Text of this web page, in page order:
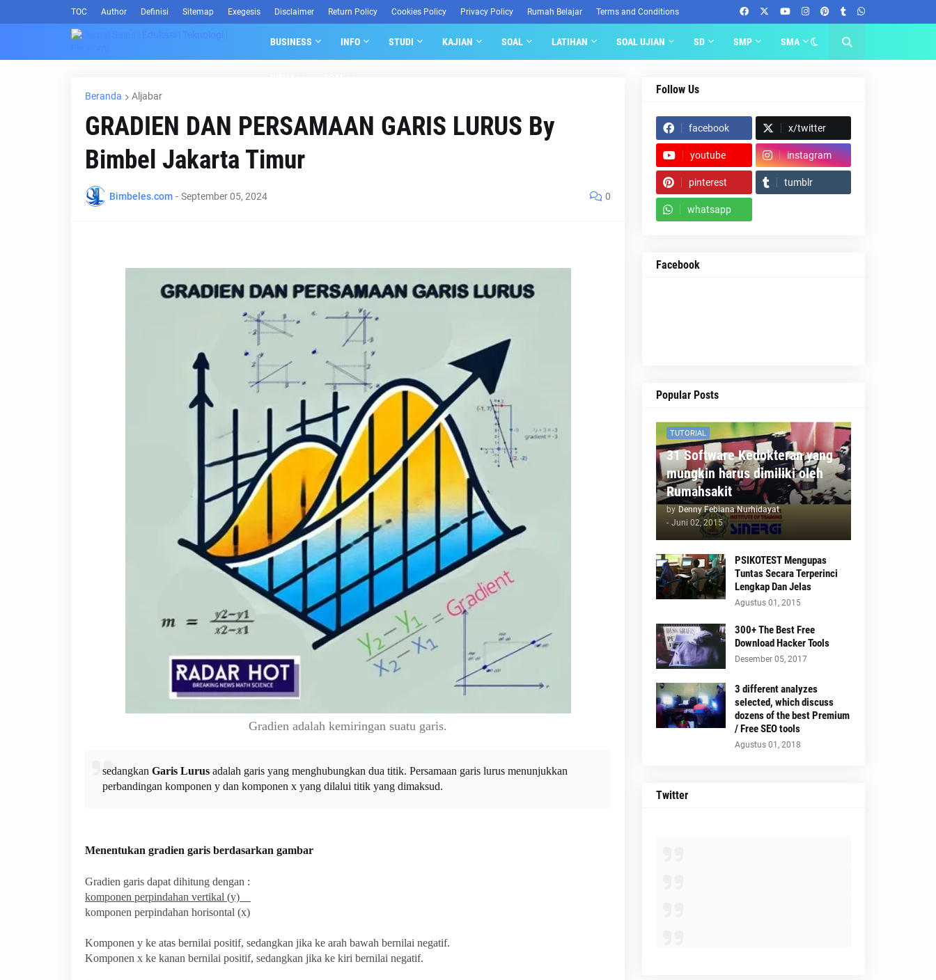
TOC Author Definisi Sitemap Exegesis Disclaimer Return Policy Cookies Policy Privacy Policy Rumah Belajar Terms and Conditions
BUSINESS INFO STUDI KAJIAN SOAL LATIHAN SOAL UJIAN SD SMP SMA
Beranda
Aljabar
GRADIEN DAN PERSAMAAN GARIS LURUS By
Bimbel Jakarta Timur
Bimbeles.com - September 05, 2024 0
Gradien adalah kemiringan suatu garis.
sedangkan Garis Lurus adalah garis yang menghubungkan dua titik. Persamaan garis lurus menunjukkan
perbandingan komponen y dan komponen x yang dilalui titik yang dimaksud.
Menentukan gradien garis berdasarkan gambar
Gradien garis dapat dihitung dengan :
komponen perpindahan vertikal (y)
komponen perpindahan horisontal (x)
Komponen y ke atas bernilai positif, sedangkan jika ke arah bawah bernilai negatif.
Komponen x ke kanan bernilai positif, sedangkan jika ke kiri bernilai negatif.
Follow Us
facebook x/twitter
youtube instagram
pinterest tumblr
whatsapp
Facebook
Popular Posts
TUTORIAL
31 Software Kedokteran yang
mungkin harus dimiliki oleh
Rumahsakit
by Denny Febiana Nurhidayat
- Juni 02, 2015
PSIKOTEST Mengupas
Tuntas Secara Terperinci
Lengkap Dan Jelas
Agustus 01, 2015
300+ The Best Free
Download Hacker Tools
Desember 05, 2017
3 different analyzes
selected, which discuss
dozens of the best Premium
/ Free SEO tools
Agustus 01, 2018
Twitter